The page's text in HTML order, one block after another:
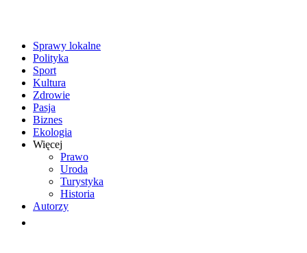
Sprawy lokalne
Polityka
Sport
Kultura
Zdrowie
Pasja
Biznes
Ekologia
Więcej
Prawo
Uroda
Turystyka
Historia
Autorzy